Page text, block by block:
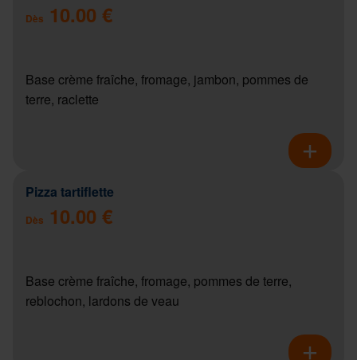
Dès 10.00 €
Base crème fraîche, fromage, jambon, pommes de
terre, raclette
Pizza tartiflette
Dès 10.00 €
Base crème fraîche, fromage, pommes de terre,
reblochon, lardons de veau